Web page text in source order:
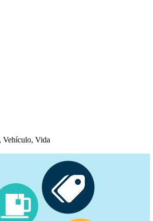
Vehículo, Vida